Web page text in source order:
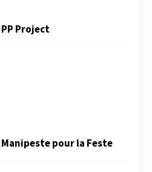
PP Project
Manipeste pour la Feste